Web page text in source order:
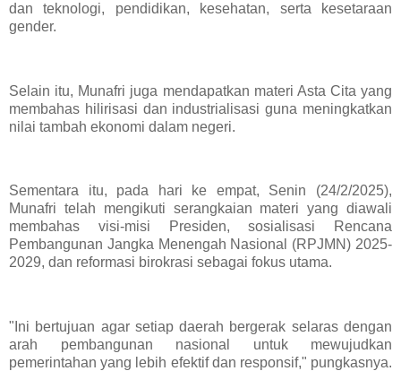
dan teknologi, pendidikan, kesehatan, serta kesetaraan
gender.
Selain itu, Munafri juga mendapatkan materi Asta Cita yang
membahas hilirisasi dan industrialisasi guna meningkatkan
nilai tambah ekonomi dalam negeri.
Sementara itu, pada hari ke empat, Senin (24/2/2025),
Munafri telah mengikuti serangkaian materi yang diawali
membahas visi-misi Presiden, sosialisasi Rencana
Pembangunan Jangka Menengah Nasional (RPJMN) 2025-
2029, dan reformasi birokrasi sebagai fokus utama.
"Ini bertujuan agar setiap daerah bergerak selaras dengan
arah pembangunan nasional untuk mewujudkan
pemerintahan yang lebih efektif dan responsif," pungkasnya.